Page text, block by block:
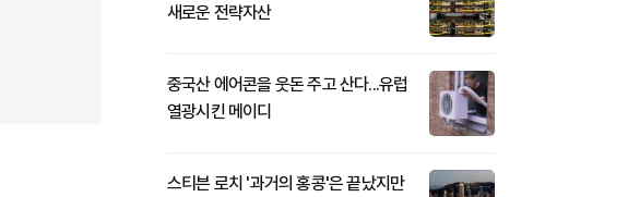
새로운 전략자산
중국산 에어콘을 웃돈 주고 산다...유럽
열광시킨 메이디
스티븐 로치 '과거의 홍콩'은 끝났지만